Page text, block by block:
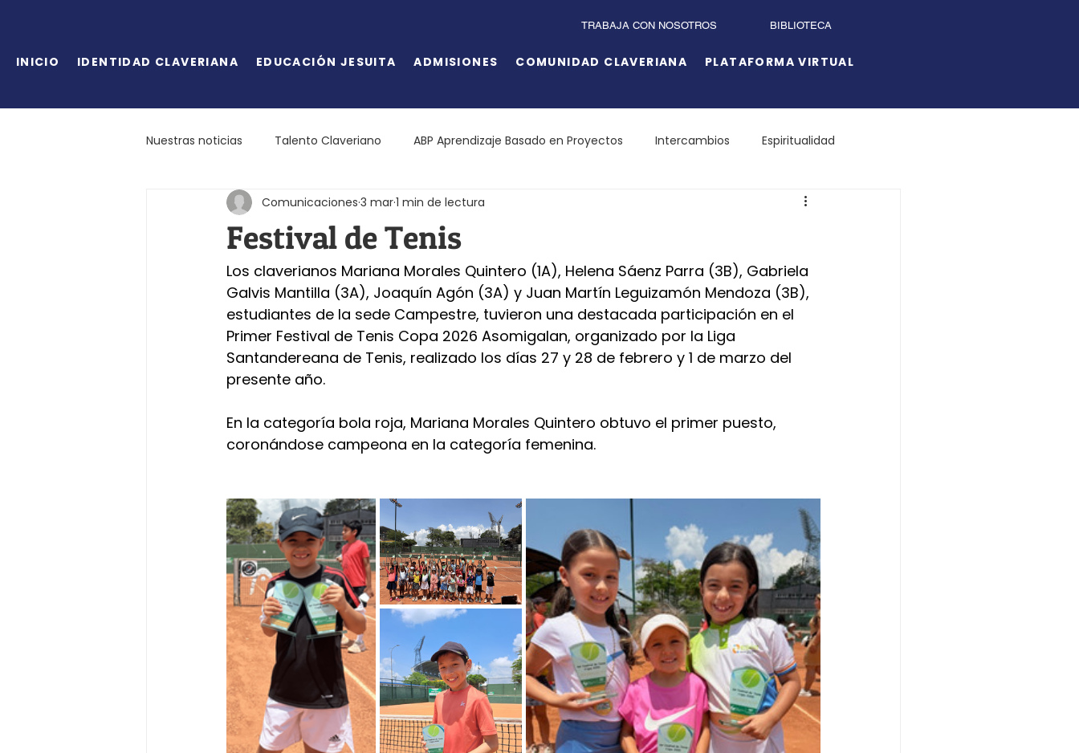
TRABAJA CON NOSOTROS BIBLIOTECA
INICIO IDENTIDAD CLAVERIANA EDUCACIÓN JESUITA ADMISIONES COMUNIDAD CLAVERIANA PLATAFORMA VIRTUAL
Nuestras noticias Talento Claveriano ABP Aprendizaje Basado en Proyectos Intercambios Espiritualidad
Festival de Tenis
Comunicaciones 3 mar1 min de lectura
Los claverianos Mariana Morales Quintero (1A), Helena Sáenz Parra (3B), Gabriela
Galvis Mantilla (3A), Joaquín Agón (3A) y Juan Martín Leguizamón Mendoza (3B),
estudiantes de la sede Campestre, tuvieron una destacada participación en el
Primer Festival de Tenis Copa 2026 Asomigalan, organizado por la Liga
Santandereana de Tenis, realizado los días 27 y 28 de febrero y 1 de marzo del
presente año.
En la categoría bola roja, Mariana Morales Quintero obtuvo el primer puesto,
coronándose campeona en la categoría femenina.